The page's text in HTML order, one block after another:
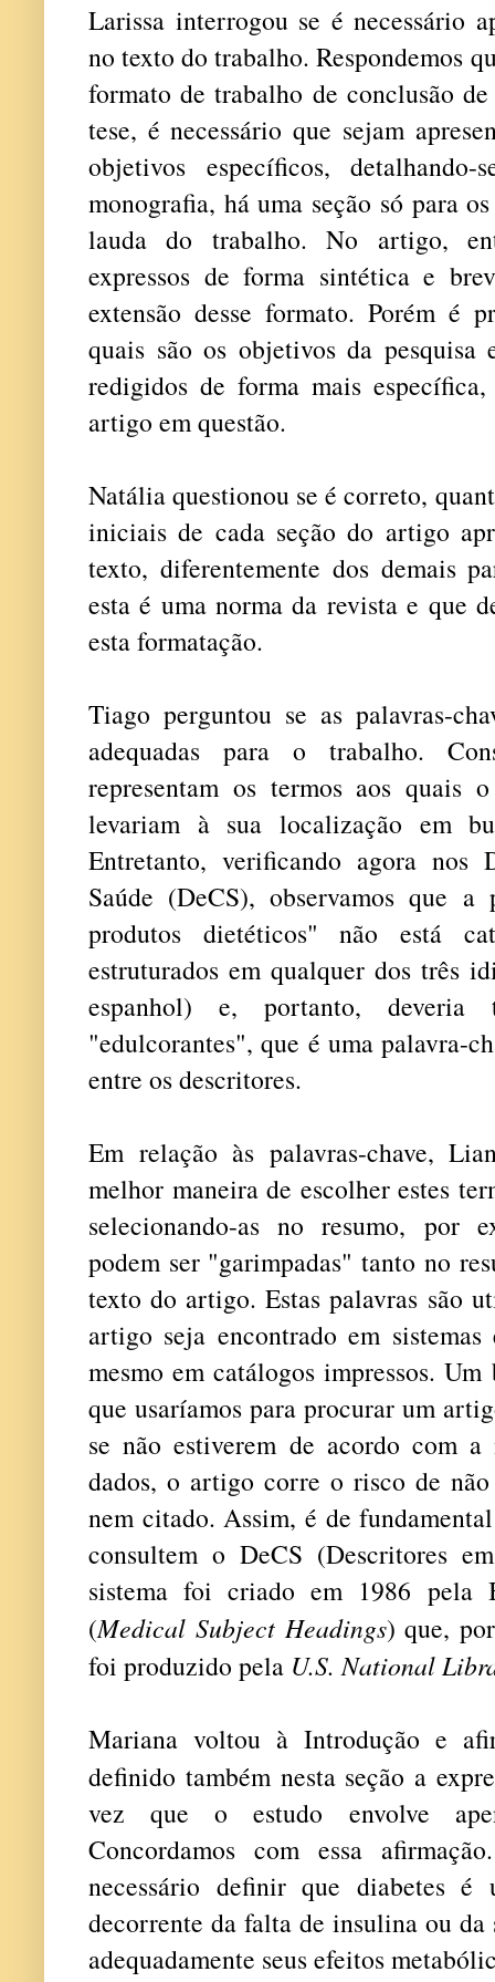
Larissa interrogou se é necessário
no texto do trabalho. Respondemos
formato de trabalho de conclusão
tese, é necessário que sejam
objetivos específicos,
monografia, há uma seção só para
lauda do trabalho. No artigo,
expressos de forma sintética e
extensão desse formato. Porém é
quais são os objetivos da pesquisa
redigidos de forma mais
artigo em questão.
Natália questionou se é correto,
iniciais de cada seção do artigo
texto, diferentemente dos demais
esta é uma norma da revista e que
esta formatação.
Tiago perguntou se as palavras-
adequadas para o trabalho.
representam os termos aos quais
levariam à sua localização em
Entretanto, verificando agora nos
Saúde (DeCS), observamos que a
produtos dietéticos" não está
estruturados em qualquer dos três
espanhol) e, portanto,
"edulcorantes", que é uma palavra-
entre os descritores.
Em relação às palavras-chave,
melhor maneira de escolher estes
selecionando-as no resumo, por
podem ser "garimpadas" tanto no
texto do artigo. Estas palavras são
artigo seja encontrado em
mesmo em catálogos impressos.
que usaríamos para procurar um
se não estiverem de acordo com a
dados, o artigo corre o risco de
nem citado. Assim, é de
consultem o DeCS (Descritores
sistema foi criado em 1986
(Medical Subject Headings) que,
foi produzido pela U.S. National
Mariana voltou à Introdução e
definido também nesta seção a
vez que o estudo envolve
Concordamos com essa
necessário definir que diabetes é
decorrente da falta de insulina ou da
adequadamente seus efeitos